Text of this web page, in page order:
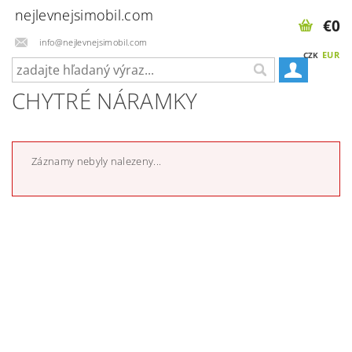
nejlevnejsimobil.com
info@nejlevnejsimobil.com
CZK EUR
€0
CHYTRÉ NÁRAMKY
Záznamy nebyly nalezeny...